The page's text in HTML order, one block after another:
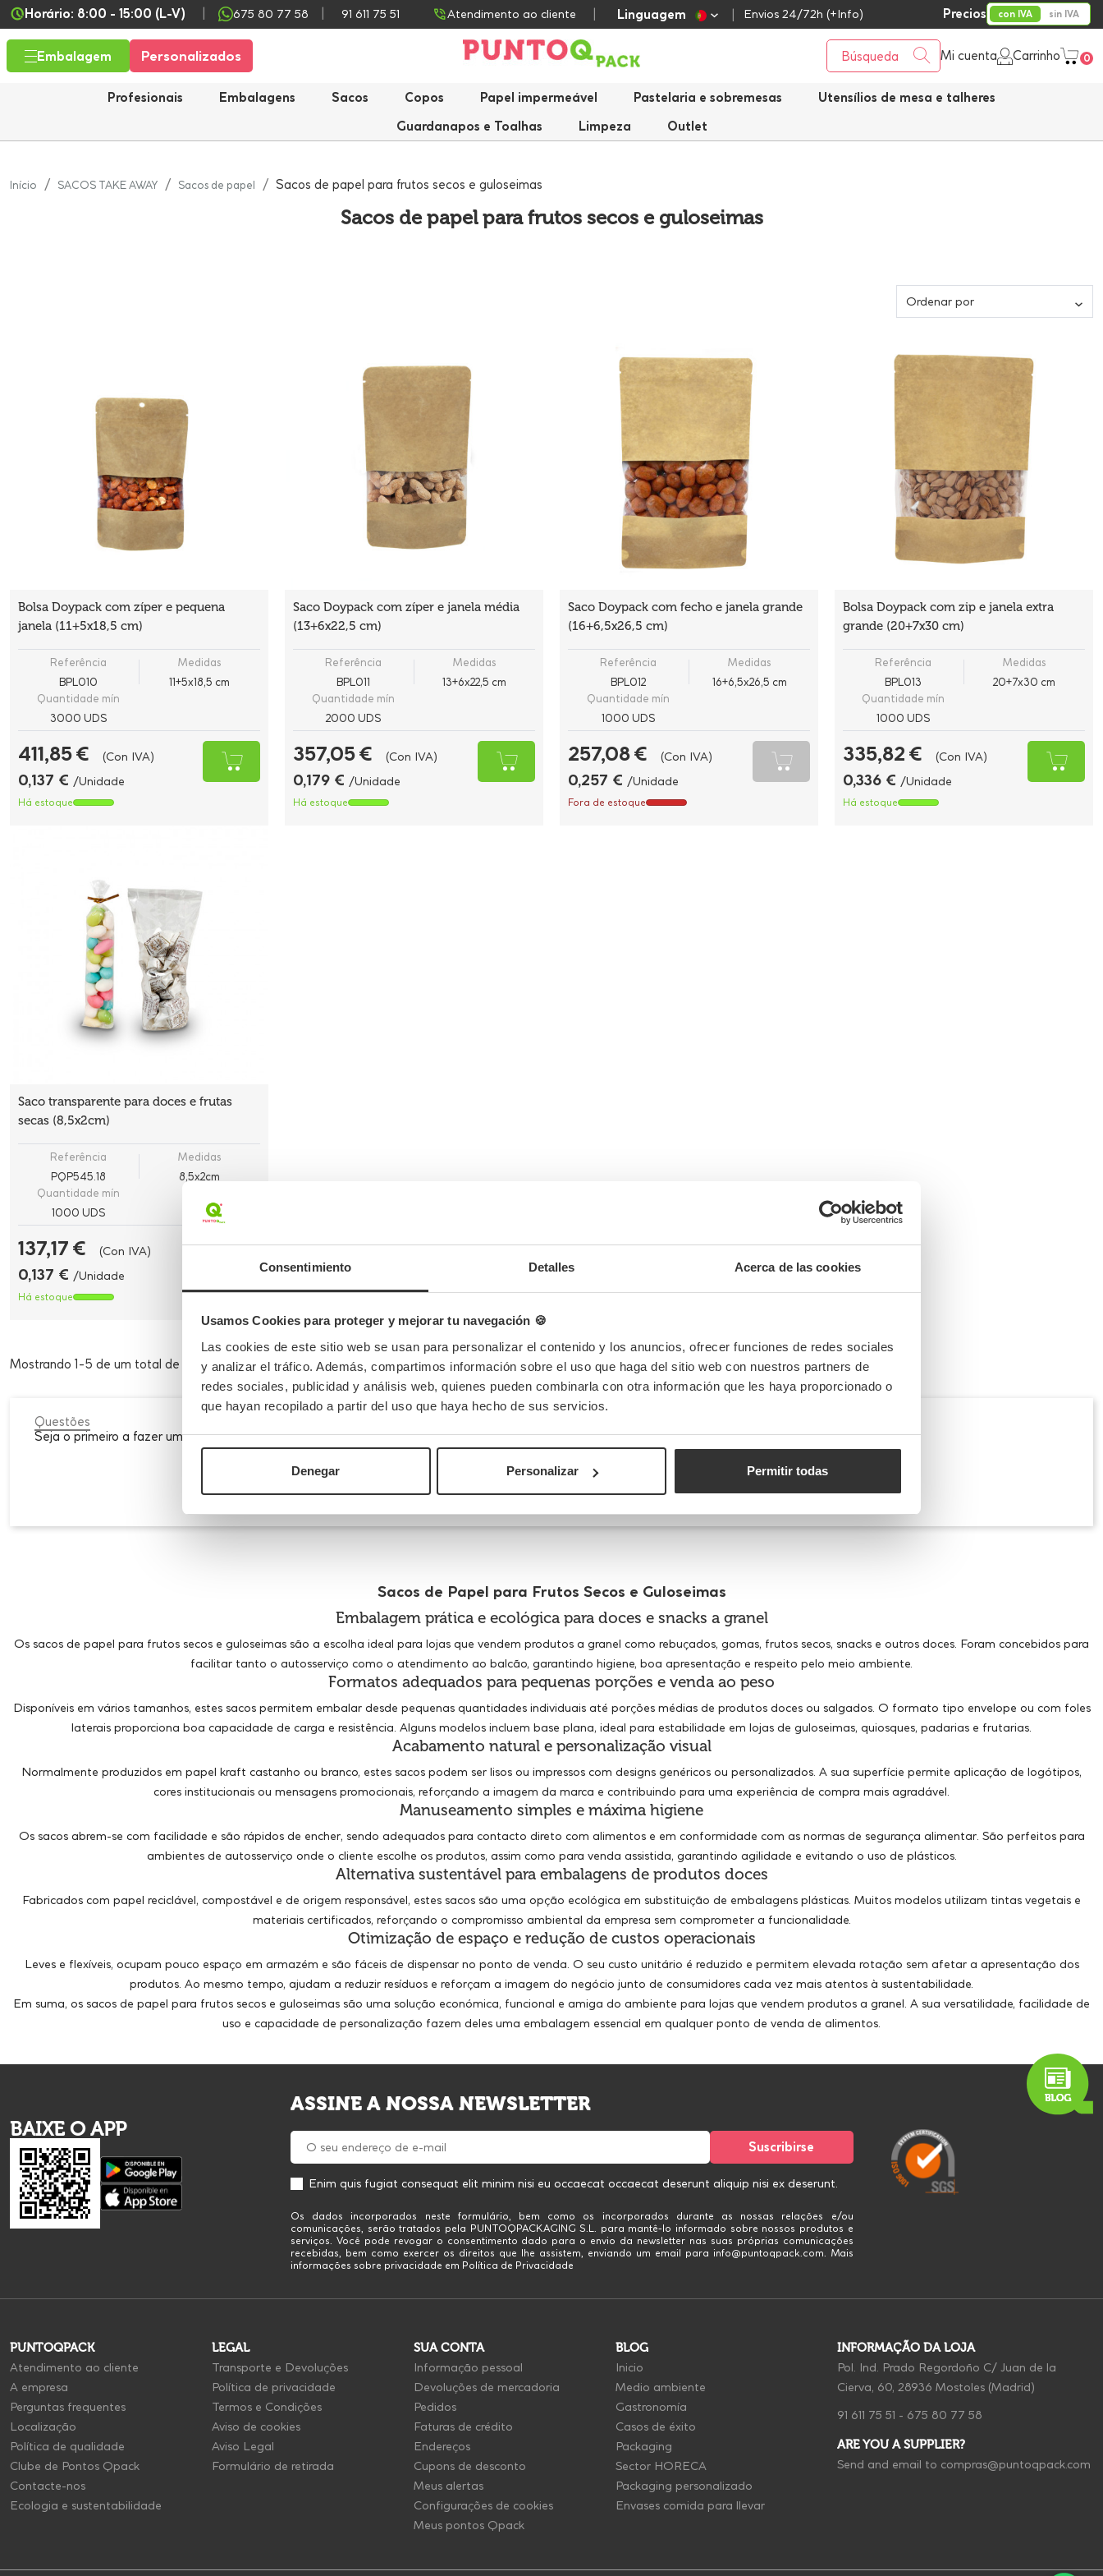
Consentimiento Detalles Acerca de las cookies
Usamos Cookies para proteger y mejorar tu navegación 🍪
Las cookies de este sitio web se usan para personalizar el contenido y los anuncios, ofrecer funciones de redes sociales
y analizar el tráfico. Además, compartimos información sobre el uso que haga del sitio web con nuestros partners de
redes sociales, publicidad y análisis web, quienes pueden combinarla con otra información que les haya proporcionado o
que hayan recopilado a partir del uso que haya hecho de sus servicios.
Denegar Personalizar Permitir todas
Horário: 8:00 - 15:00 (L-V) 675 80 77 58 91 611 75 51 Atendimento ao cliente Linguagem Precios con IVA sin IVA
Envios 24/72h (+Info)
Embalagem Personalizados Mi cuenta Carrinho 0
Profesionais Embalagens Sacos Copos Papel impermeável Pastelaria e sobremesas
Utensílios de mesa e talheres
Guardanapos e Toalhas
Limpeza Outlet
Início SACOS TAKE AWAY Sacos de papel Sacos de papel para frutos secos e guloseimas
Sacos de papel para frutos secos e guloseimas
Ordenar por
Bolsa Doypack com zíper e pequena
janela (11+5x18,5 cm)
Referência
BPL010
Medidas
11+5x18,5 cm
Quantidade mín
3000 UDS
411,85 € (Con IVA)
0,137 € /Unidade
Há estoque
Saco Doypack com zíper e janela média
(13+6x22,5 cm)
Referência
BPL011
Medidas
13+6x22,5 cm
Quantidade mín
2000 UDS
357,05 € (Con IVA)
0,179 € /Unidade
Há estoque
Saco Doypack com fecho e janela grande
(16+6,5x26,5 cm)
Referência
BPL012
Medidas
16+6,5x26,5 cm
Quantidade mín
1000 UDS
257,08 € (Con IVA)
0,257 € /Unidade
Fora de estoque
Bolsa Doypack com zip e janela extra
grande (20+7x30 cm)
Referência
BPL013
Medidas
20+7x30 cm
Quantidade mín
1000 UDS
335,82 € (Con IVA)
0,336 € /Unidade
Há estoque
Saco transparente para doces e frutas
secas (8,5x2cm)
Referência
PQP545.18
Medidas
8,5x2cm
Quantidade mín
1000 UDS
137,17 € (Con IVA)
0,137 € /Unidade
Há estoque
Mostrando 1-5 de um total de 5 artigo(s)
Questões
Seja o primeiro a fazer uma pergunta sobre esta categoria!
Envie-nos a sua pergunta
Sacos de Papel para Frutos Secos e Guloseimas
Embalagem prática e ecológica para doces e snacks a granel
Os sacos de papel para frutos secos e guloseimas são a escolha ideal para lojas que vendem produtos a granel como rebuçados, gomas, frutos secos, snacks e outros doces. Foram concebidos para
facilitar tanto o autosserviço como o atendimento ao balcão, garantindo higiene, boa apresentação e respeito pelo meio ambiente.
Formatos adequados para pequenas porções e venda ao peso
Disponíveis em vários tamanhos, estes sacos permitem embalar desde pequenas quantidades individuais até porções médias de produtos doces ou salgados. O formato tipo envelope ou com foles
laterais proporciona boa capacidade de carga e resistência. Alguns modelos incluem base plana, ideal para estabilidade em lojas de guloseimas, quiosques, padarias e frutarias.
Acabamento natural e personalização visual
Normalmente produzidos em papel kraft castanho ou branco, estes sacos podem ser lisos ou impressos com designs genéricos ou personalizados. A sua superfície permite aplicação de logótipos,
cores institucionais ou mensagens promocionais, reforçando a imagem da marca e contribuindo para uma experiência de compra mais agradável.
Manuseamento simples e máxima higiene
Os sacos abrem-se com facilidade e são rápidos de encher, sendo adequados para contacto direto com alimentos e em conformidade com as normas de segurança alimentar. São perfeitos para
ambientes de autosserviço onde o cliente escolhe os produtos, assim como para venda assistida, garantindo agilidade e evitando o uso de plásticos.
Alternativa sustentável para embalagens de produtos doces
Fabricados com papel reciclável, compostável e de origem responsável, estes sacos são uma opção ecológica em substituição de embalagens plásticas. Muitos modelos utilizam tintas vegetais e
materiais certificados, reforçando o compromisso ambiental da empresa sem comprometer a funcionalidade.
Otimização de espaço e redução de custos operacionais
Leves e flexíveis, ocupam pouco espaço em armazém e são fáceis de dispensar no ponto de venda. O seu custo unitário é reduzido e permitem elevada rotação sem afetar a apresentação dos
produtos. Ao mesmo tempo, ajudam a reduzir resíduos e reforçam a imagem do negócio junto de consumidores cada vez mais atentos à sustentabilidade.
Em suma, os sacos de papel para frutos secos e guloseimas são uma solução económica, funcional e amiga do ambiente para lojas que vendem produtos a granel. A sua versatilidade, facilidade de
uso e capacidade de personalização fazem deles uma embalagem essencial em qualquer ponto de venda de alimentos.
BAIXE O APP
ASSINE A NOSSA NEWSLETTER
Enim quis fugiat consequat elit minim nisi eu occaecat occaecat deserunt aliquip nisi ex deserunt.
Os dados incorporados neste formulário, bem como os incorporados durante as nossas relações e/ou
comunicações, serão tratados pela PUNTOQPACKAGING S.L. para mantê-lo informado sobre nossos produtos e
serviços. Você pode revogar o consentimento dado para o envio da newsletter nas suas próprias comunicações
recebidas, bem como exercer os direitos que lhe assistem, enviando um email para info@puntoqpack.com. Mais
informações sobre privacidade em Política de Privacidade
PUNTOQPACK
Atendimento ao cliente
A empresa
Perguntas frequentes
Localização
Política de qualidade
Clube de Pontos Qpack
Contacte-nos
Ecologia e sustentabilidade
LEGAL
Transporte e Devoluções
Política de privacidade
Termos e Condições
Aviso de cookies
Aviso Legal
Formulário de retirada
SUA CONTA
Informação pessoal
Devoluções de mercadoria
Pedidos
Faturas de crédito
Endereços
Cupons de desconto
Meus alertas
Configurações de cookies
Meus pontos Qpack
BLOG
Inicio
Medio ambiente
Gastronomía
Casos de éxito
Packaging
Sector HORECA
Packaging personalizado
Envases comida para llevar
INFORMAÇÃO DA LOJA
Pol. Ind. Prado Regordoño C/ Juan de la
Cierva, 60, 28936 Mostoles (Madrid)
91 611 75 51 - 675 80 77 58
ARE YOU A SUPPLIER?
Send and email to compras@puntoqpack.com